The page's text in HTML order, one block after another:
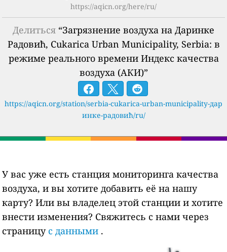
https://aqicn.org/here/ru/
Делиться “Загрязнение воздуха на Даринке
Радовић, Cukarica Urban Municipality, Serbia: в
режиме реального времени Индекс качества
воздуха (АКИ)”
https://aqicn.org/station/serbia-cukarica-urban-municipality-дар
инке-радовић/ru/
У вас уже есть станция мониторинга качества
воздуха, и вы хотите добавить её на нашу
карту? Или вы владелец этой станции и хотите
внести изменения? Свяжитесь с нами через
страницу с данными .